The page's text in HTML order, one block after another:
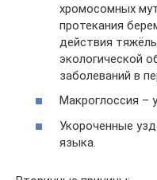
хромосомных
протекания
действия
экологической
заболеваний в
Макроглоссия –
Укороченные
языка.